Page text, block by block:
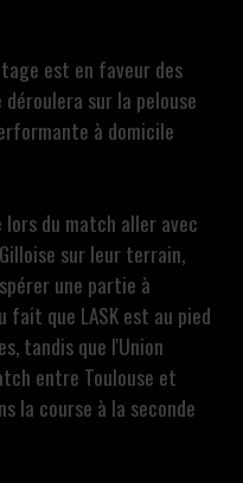
est en faveur des
sur la pelouse
à domicile
lors du match aller avec
sur leur terrain,
une partie à
fait que LASK est au pied
tandis que l'Union
entre Toulouse et
la course à la seconde